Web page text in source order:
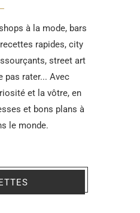
à la mode, bars
rapides, city
street art
pas rater... Avec
et la vôtre, en
et bons plans à
le monde.